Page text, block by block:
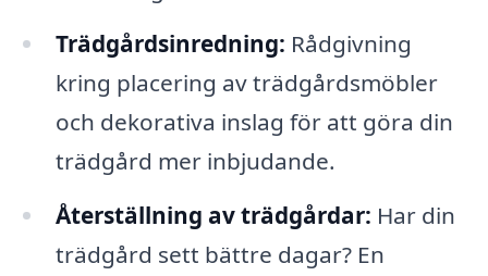
Trädgårdsinredning: Rådgivning
kring placering av trädgårdsmöbler
och dekorativa inslag för att göra din
trädgård mer inbjudande.
Återställning av trädgårdar: Har din
trädgård sett bättre dagar? En